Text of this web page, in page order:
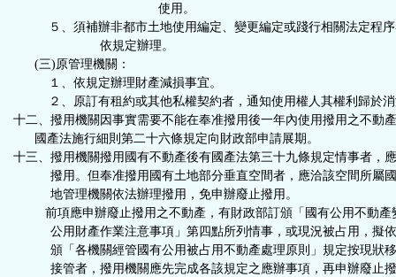
使用。
５、 須補辦非都市土地使用編定、變更編定或踐行相關法定程
依規定辦理。
(三)原管理機關：
１、依規定辦理財產減損事宜。
２、原訂有租約或其他私權契約者，通知使用權人其權利歸於消
十二、撥用機關因事實需要不能在奉准撥用後一年內使用撥用之不動
國產法施行細則第二十六條規定向財政部申請展期。
十三、 撥用機關撥用國有不動產後有國產法第三十九條規定情事者，
撥用。但奉准撥用國有土地部分垂直空間者，應洽該空間所屬
地管理機關依法辦理撥用，免申辦廢止撥用。
前項應申辦廢止撥用之不動產，有財政部訂頒「國有公用不動產
公用財產作業注意事項」第四點所列情事，或現況被占用，擬
頒「各機關經管國有公用被占用不動產處理原則」規定按現狀
接管者，撥用機關應先完成各該規定之應辦事項，再申辦廢止